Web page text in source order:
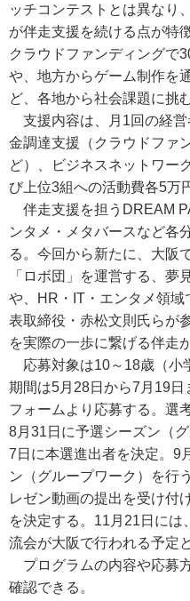
ッチコンテストとは異なり
が伴走支援を続ける点が特
クラウドファンディングで
や、地方からゲーム制作を
ど、各地から社会課題に挑
支援内容は、月1回の経営
金調達支援（クラウドファ
ど）、ビジネスネットワー
び上位3組への活動費各5万
伴走支援を担うDREAM
ンタメ・メタバースなど各
る。今回から新たに、大阪
「ロボ団」を運営する、夢
や、HR・IT・エンタメ領
表取締役・赤松文則氏らが
を実際の一歩に繋げる伴走
応募対象は10～18歳（小
期間は5月28日から7月19日
フォームより応募する。選
8月31日に予選シーズン（
7日に本選進出者を決定。9
ン（グループワーク）を行
レゼン動画の提出を受け付
を決定する。11月21日には
流会が大阪で行われる予定
プログラムの内容や応募
確認できる。